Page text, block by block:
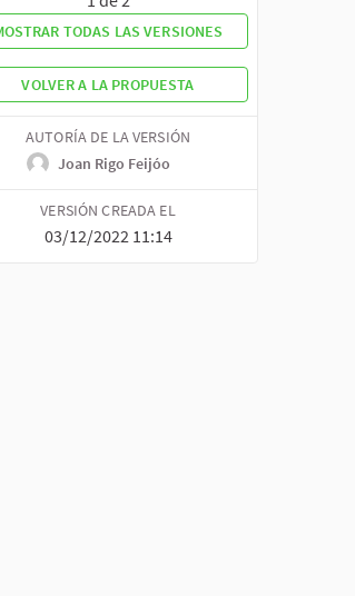
TODAS LAS VERSIONES
VOLVER A LA PROPUESTA
AUTORÍA DE LA VERSIÓN
Joan Rigo Feijóo
VERSIÓN CREADA EL
03/12/2022 11:14